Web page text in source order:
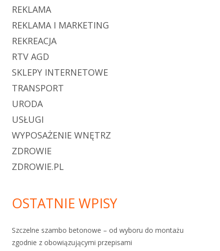
REKLAMA
REKLAMA I MARKETING
REKREACJA
RTV AGD
SKLEPY INTERNETOWE
TRANSPORT
URODA
USŁUGI
WYPOSAŻENIE WNĘTRZ
ZDROWIE
ZDROWIE.PL
OSTATNIE WPISY
Szczelne szambo betonowe – od wyboru do montażu
zgodnie z obowiązującymi przepisami